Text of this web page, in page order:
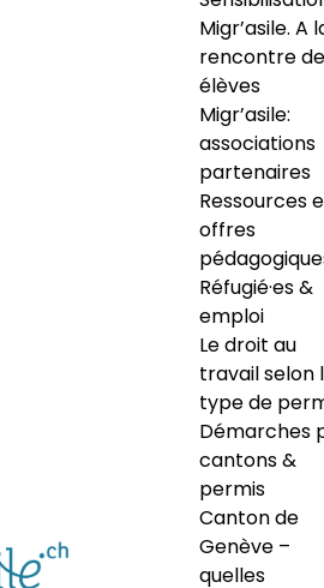
Migr’asile. A
rencontre
élèves
Migr’asile:
associations
partenaires
Ressources
offres
Réfugié·es &
emploi
Le droit au
travail selon
type de
Démarches
cantons &
permis
Canton de
Genève –
quelles